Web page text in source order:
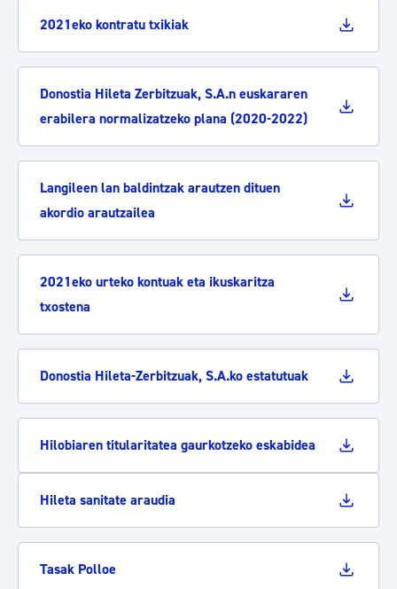
2021eko kontratu txikiak
Donostia Hileta Zerbitzuak, S.A.n euskararen
erabilera normalizatzeko plana (2020-2022)
Langileen lan baldintzak arautzen dituen
akordio arautzailea
2021eko urteko kontuak eta ikuskaritza
txostena
Donostia Hileta-Zerbitzuak, S.A.ko estatutuak
Hilobiaren titularitatea gaurkotzeko eskabidea
Hileta sanitate araudia
Tasak Polloe